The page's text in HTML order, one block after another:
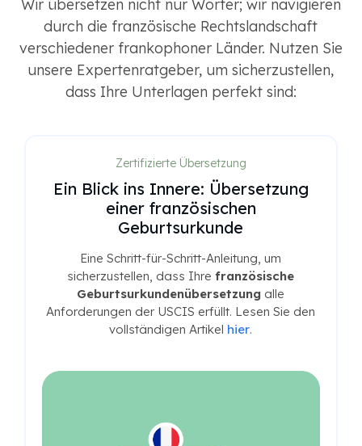
Wir übersetzen nicht nur Wörter; wir navigieren
durch die französische Rechtslandschaft
verschiedener frankophoner Länder. Nutzen Sie
unsere Expertenratgeber, um sicherzustellen,
dass Ihre Unterlagen perfekt sind:
Zertifizierte Übersetzung
Ein Blick ins Innere: Übersetzung
einer französischen
Geburtsurkunde
Eine Schritt-für-Schritt-Anleitung, um
sicherzustellen, dass Ihre französische
Geburtsurkundenübersetzung alle
Anforderungen der USCIS erfüllt. Lesen Sie den
vollständigen Artikel hier.